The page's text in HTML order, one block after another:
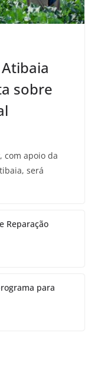
sobre
com apoio da
será
Reparação
para